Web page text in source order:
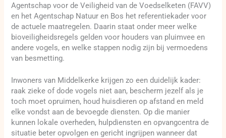
Agentschap voor de Veiligheid van de Voedselketen (FAVV)
en het Agentschap Natuur en Bos het referentiekader voor
de actuele maatregelen. Daarin staat onder meer welke
bioveiligheidsregels gelden voor houders van pluimvee en
andere vogels, en welke stappen nodig zijn bij vermoedens
van besmetting.
Inwoners van Middelkerke krijgen zo een duidelijk kader:
raak zieke of dode vogels niet aan, bescherm jezelf als je
toch moet opruimen, houd huisdieren op afstand en meld
elke vondst aan de bevoegde diensten. Op die manier
kunnen lokale overheden, hulpdiensten en opvangcentra de
situatie beter opvolgen en gericht ingrijpen wanneer dat